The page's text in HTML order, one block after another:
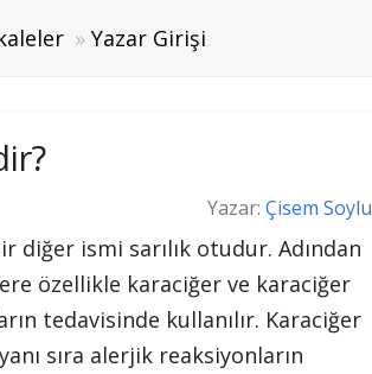
Yazar Girişi
Yazar: Çisem Soylu
diğer ismi sarılık otudur. Adından
özellikle karaciğer ve karaciğer
tedavisinde kullanılır. Karaciğer
sıra alerjik reaksiyonların